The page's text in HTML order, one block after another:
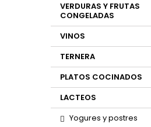
VERDURAS Y FRUTAS
CONGELADAS
VINOS
TERNERA
PLATOS COCINADOS
LACTEOS
Yogures y postres